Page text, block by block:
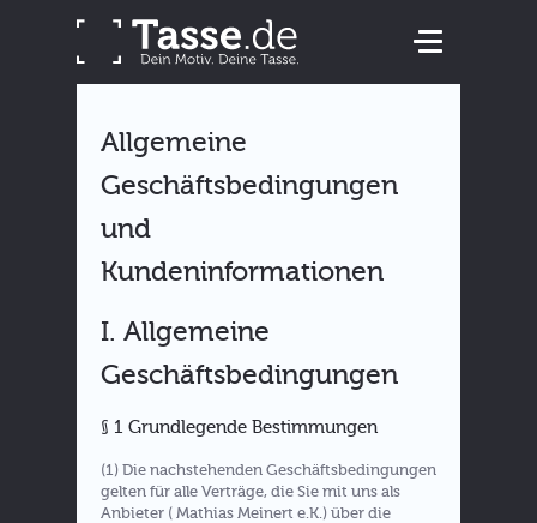
Allgemeine
Geschäftsbedingungen
und
Kundeninformationen
I. Allgemeine
Geschäftsbedingungen
§ 1 Grundlegende Bestimmungen
(1) Die nachstehenden Geschäftsbedingungen
gelten für alle Verträge, die Sie mit uns als
Anbieter ( Mathias Meinert e.K.) über die